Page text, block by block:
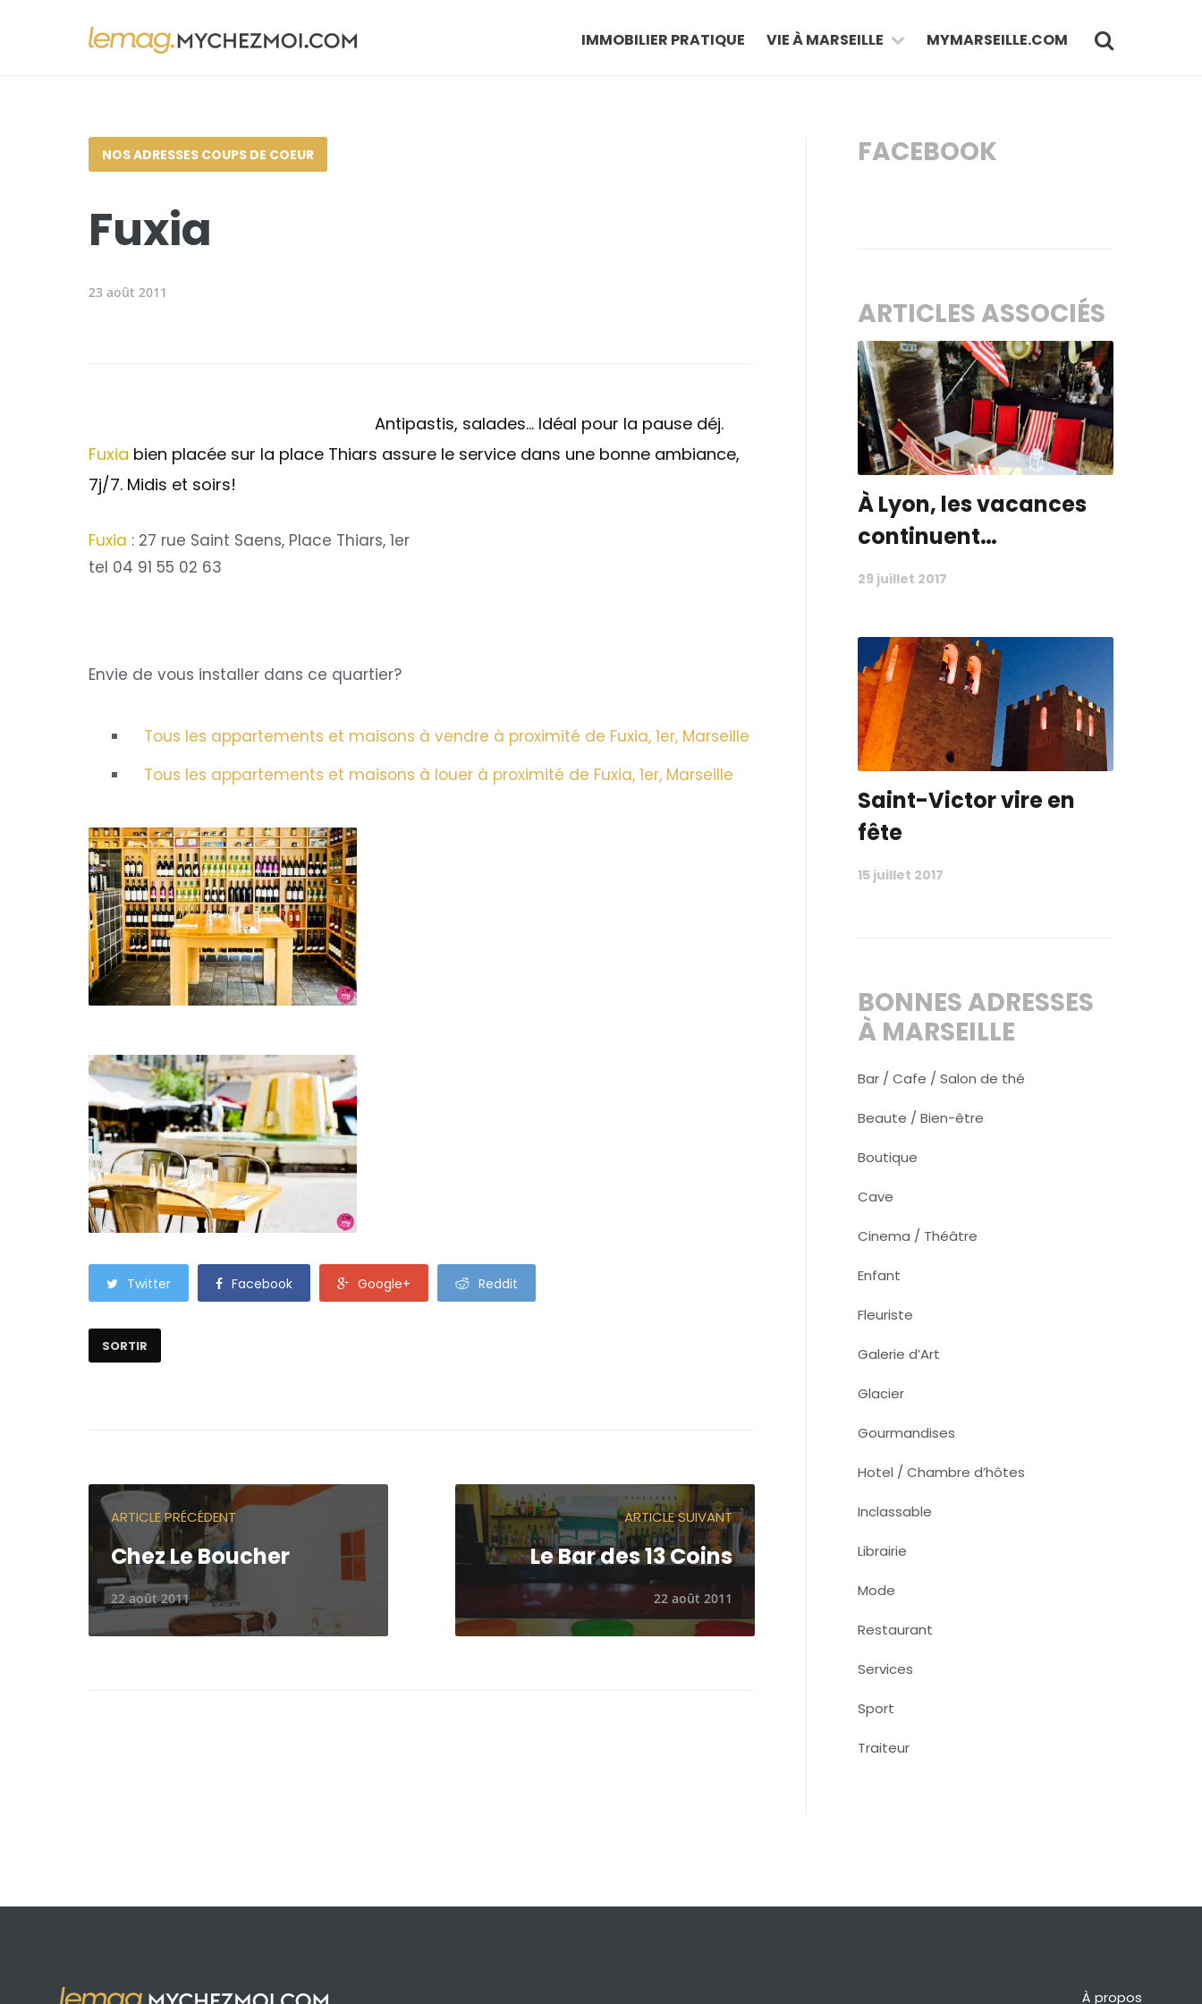
IMMOBILIER PRATIQUE VIE À MARSEILLE MYMARSEILLE.COM
NOS ADRESSES COUPS DE COEUR
Fuxia
23 août 2011
Antipastis, salades… Idéal pour la pause déj.
Fuxia bien placée sur la place Thiars assure le service dans une bonne ambiance,
7j/7. Midis et soirs!
Fuxia : 27 rue Saint Saens, Place Thiars, 1er
tel 04 91 55 02 63
Envie de vous installer dans ce quartier?
Tous les appartements et maisons à vendre à proximité de Fuxia, 1er, Marseille
Tous les appartements et maisons à louer à proximité de Fuxia, 1er, Marseille
Twitter Facebook Google+ Reddit
SORTIR
ARTICLE PRÉCÉDENT
Chez Le Boucher
22 août 2011
ARTICLE SUIVANT
Le Bar des 13 Coins
22 août 2011
FACEBOOK
ARTICLES ASSOCIÉS
À Lyon, les vacances
continuent…
29 juillet 2017
Saint-Victor vire en
fête
15 juillet 2017
BONNES ADRESSES
À MARSEILLE
Bar / Cafe / Salon de thé
Beaute / Bien-être
Boutique
Cave
Cinema / Théâtre
Enfant
Fleuriste
Galerie d’Art
Glacier
Gourmandises
Hotel / Chambre d’hôtes
Inclassable
Librairie
Mode
Restaurant
Services
Sport
Traiteur
À propos